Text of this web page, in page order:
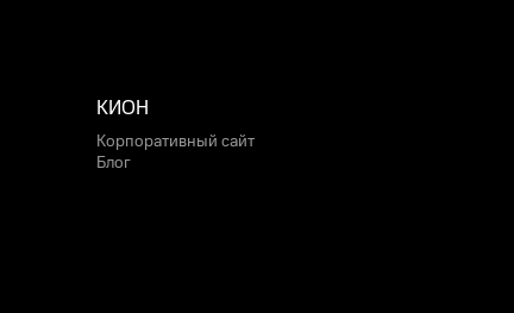
КИОН
Корпоративный сайт
Блог